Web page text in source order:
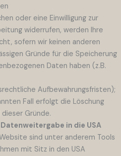
oder eine Einwilligung zur
widerrufen, werden Ihre
sofern wir keinen anderen
Gründe für die Speicherung
Daten haben (z.B.
Aufbewahrungsfristen);
Fall erfolgt die Löschung
Gründe.
in die USA
sind unter anderem Tools
mit Sitz in den USA